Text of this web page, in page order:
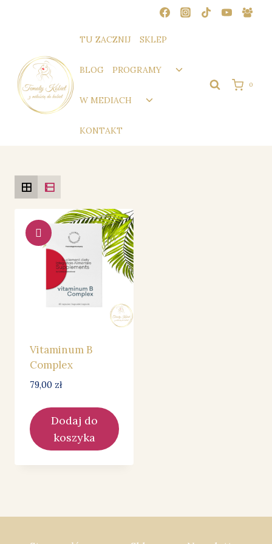
TU ZACZNIJ SKLEP
BLOG PROGRAMY
Przełącz
podrzędne
W MEDIACH
Przełącz
KONTAKT
0
Vitaminum B
Complex
79,00 zł
Dodaj do
koszyka